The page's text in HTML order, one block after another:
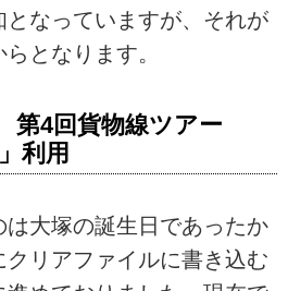
なっていますが、それが
となります。
第4回貨物線ツアー
利用
は大塚の誕生日であったか
クリアファイルに書き込む